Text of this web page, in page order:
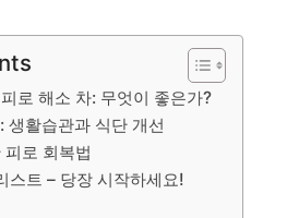
로 해소 차: 무엇이 좋은가?
생활습관과 식단 개선
로 회복법
스트 – 당장 시작하세요!